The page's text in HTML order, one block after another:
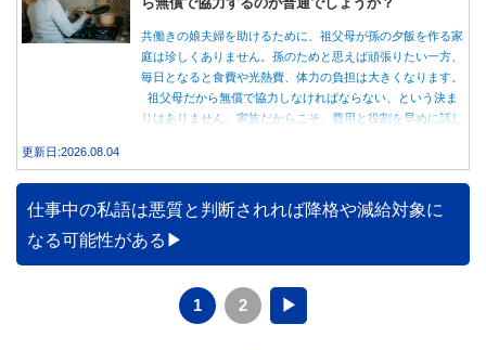
共働きの娘夫婦を助けるために、祖父母が孫の夕飯を作る家
庭は珍しくありません。孫のためと思えば頑張りたい一方、
毎日となると食費や光熱費、体力の負担は大きくなります。
祖父母だから無償で協力しなければならない、という決ま
りはありません。家族だからこそ、費用と役割を早めに話し
更新日:2026.08.04
仕事中の私語は悪質と判断されれば降格や減給対象に
なる可能性がある
1 2 ▶